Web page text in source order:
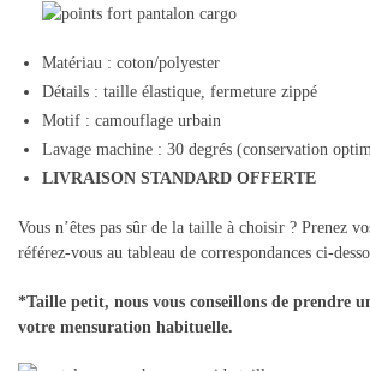
Matériau : coton/polyester
Détails : taille élastique, fermeture zippé
Motif : camouflage urbain
Lavage machine : 30 degrés (conservation
LIVRAISON STANDARD OFFERTE
Vous n’êtes pas sûr de la taille à choisir ? Prenez
référez-vous au tableau de correspondances ci-
*Taille petit, nous vous conseillons de prendre
votre mensuration habituelle.